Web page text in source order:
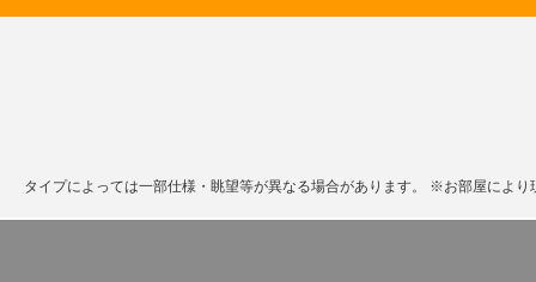
タイプによっては一部仕様・眺望等が異なる場合があります。 ※お部屋により